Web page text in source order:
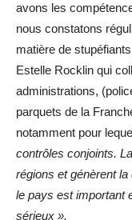
avons les
nous constatons
matière de
Estelle Rocklin qui
administrations,
parquets de la
notamment pour
contrôles conjoints.
régions et génèrent la
le pays est important
sérieux ».